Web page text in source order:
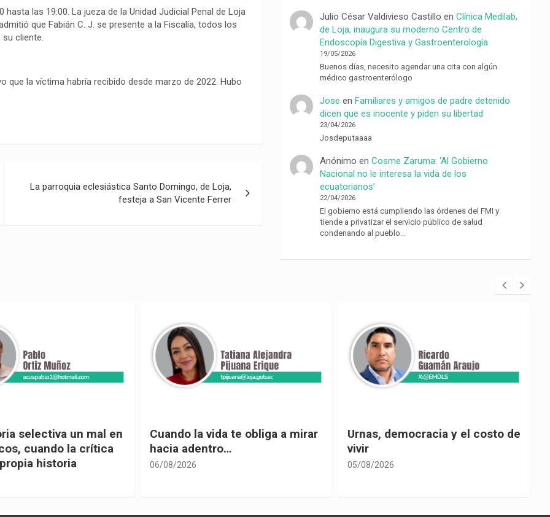
las 19:00. La jueza de la Unidad Judicial Penal de Loja
que Fabián C. J. se presente a la Fiscalía, todos los
cliente.
la víctima habría recibido desde marzo de 2022. Hubo
La parroquia eclesiástica Santo Domingo, de Loja,
festeja a San Vicente Ferrer
Julio César Valdivieso Castillo enClínica Medilab,
de Loja, inaugura su moderno Centro de
Endoscopía Digestiva y Gastroenterología
19/05/2026
Buenos días, necesito agendar una cita con algún
médico gastroenterólogo
Jose enFamiliares y amigos de padre detenido
dicen que es inocente y piden su libertad
23/04/2026
Josdeputaaaa
Anónimo enCosme Zaruma: ‘Al Gobierno
Nacional no le interesa la vida de los
ecuatorianos’
22/04/2026
El gobierno está cumpliendo las órdenes del FMI y
tiende a privatizar el servicio público de salud
condenando al pueblo…
vida te obliga a mirar
Urnas, democracia y el costo de
vivir
05/08/2026
El país de las explicaciones
convenientes
05/08/2026